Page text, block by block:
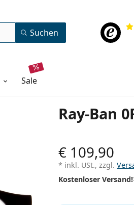
Suchen
sale
Ray-Ban
€ 109,90
* inkl. USt., zzgl.
Kostenloser Versand!